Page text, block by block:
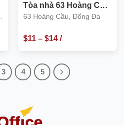
Tòa nhà 63 Hoàng Cầu,
Đống Đa
63 Hoàng Cầu, Đống Đa
$11– $14/
m2
3 4 5